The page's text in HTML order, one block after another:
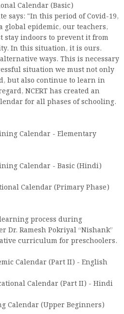
Calendar (Basic)
says: "In this period of Covid-19,
global epidemic, our teachers,
stay indoors to prevent it from
In this situation, it is ours.
ways. This is necessary
situation we must not only
but also continue to learn in
NCERT has created an
for all phases of schooling.
Calendar - Elementary
Calendar - Basic (Hindi)
Calendar (Primary Phase)
process during
Dr. Ramesh Pokriyal “Nishank”
curriculum for preschoolers.
Calendar (Part II) - English
Calendar (Part II) - Hindi
Calendar (Upper Beginners)